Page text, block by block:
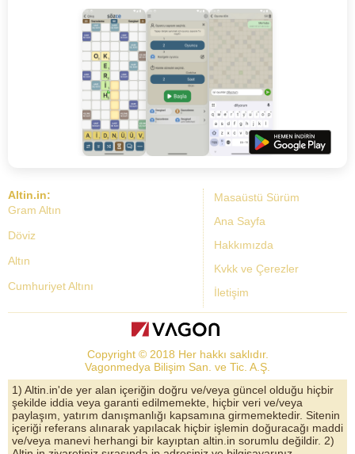
Masaüstü Sürüm
Ana Sayfa
Hakkımızda
Kvkk ve Çerezler
İletişim
Altin.in:
Gram Altın
Döviz
Altın
Cumhuriyet Altını
Dolar Kuru
Altın Yorumları
Döviz Kurları
Çeyrek Altın
Copyright © 2018 Her hakkı saklıdır.
Vagonmedya Bilişim San. ve Tic. A.Ş.
1) Altin.in'de yer alan içeriğin doğru ve/veya güncel olduğu hiçbir
şekilde iddia veya garanti edilmemekte, hiçbir veri ve/veya
paylaşım, yatırım danışmanlığı kapsamına girmemektedir. Sitenin
içeriği referans alınarak yapılacak hiçbir işlemin doğuracağı maddi
ve/veya manevi herhangi bir kayıptan altin.in sorumlu değildir. 2)